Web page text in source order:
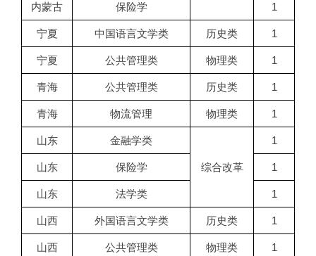
内蒙古 保险学 1
宁夏 中国语言文学类 历史类 1
宁夏 公共管理类 物理类 1
青海 公共管理类 历史类 1
青海 物流管理 物理类 1
山东 金融学类
综合改革
1
山东 保险学 1
山东 法学类 1
山西 外国语言文学类 历史类 1
山西 公共管理类 物理类 1